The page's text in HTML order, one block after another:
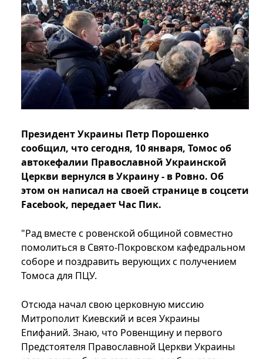
Президент Украины Петр Порошенко
сообщил, что сегодня, 10 января, Томос об
автокефалии Православной Украинской
Церкви вернулся в Украину - в Ровно. Об
этом он написал на своей странице в соцсети
Facebook, передает Час Пик.
"Рад вместе с ровенской общиной совместно
помолиться в Свято-Покровском кафедральном
соборе и поздравить верующих с получением
Томоса для ПЦУ.
Отсюда начал свою церковную миссию
Митрополит Киевский и всея Украины
Епифаний. Знаю, что Ровенщину и первого
Предстоятеля Православной Церкви Украины